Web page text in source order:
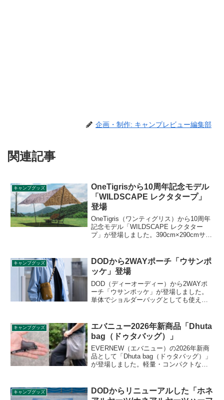
企画・制作: キャンプレビュー編集部
関連記事
キャンプグッズ
OneTigrisから10周年記念モデル
「WILDSCAPE レクタタープ」
登場
OneTigris（ワンティグリス）から10周年
記念モデル「WILDSCAPE レクタター
プ」が登場しました。390cm×290cmサイ
ル素材を採用しており、日差しや雨から
しっかりと保護してくれます。詳細をレ
ビューします。
キャンプグッズ
DODから2WAYポーチ「ウサンポ
ッケ」登場
DOD（ディーオーディー）から2WAYポ
ーチ「ウサンポッケ」が登場しました。
単体でショルダーバッグとしても使え、
です。500mlペットボトルや折りたたみ傘
もフロントポケットにホールドできま
す。詳細をレビューします。
キャンプグッズ
エバニュー2026年新商品「Dhuta
bag（ドゥタバッグ）」
EVERNEW（エバニュー）の2026年新商
品として「Dhuta bag（ドゥタバッグ）」
が登場しました。軽量・コンパクトなが
やキーホルダーにも収まるほどのコンパ
クトさを実現しています。詳細をレビュ
キャンプグッズ
DODからリニューアルした「ホネ